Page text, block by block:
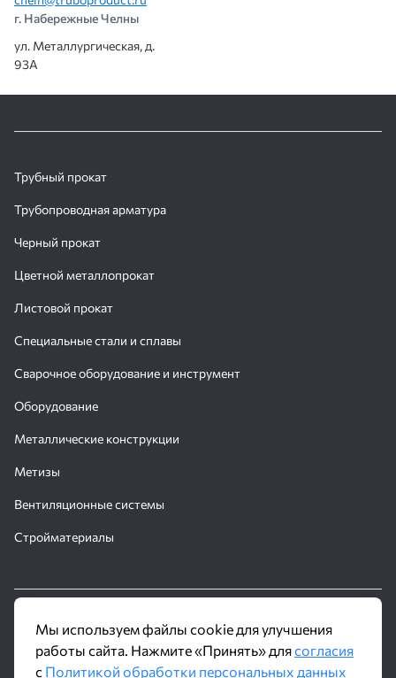
г. Набережные Челны
ул. Металлургическая, д.
93А
Трубный прокат
Трубопроводная арматура
Черный прокат
Цветной металлопрокат
Листовой прокат
Специальные стали и сплавы
Сварочное оборудование и инструмент
Оборудование
Металлические конструкции
Метизы
Вентиляционные системы
Стройматериалы
© 2016 - 2026 Производственное объединение «Трубное
Решение»
Политика обработки персональных данных
Мы используем файлы cookie для улучшения
работы сайта. Нажмите «Принять» длясогласия
с Политикой обработки персональных данных